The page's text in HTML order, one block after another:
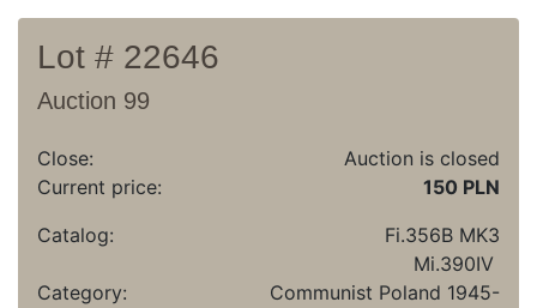
Lot # 22646
Auction 99
Close:
Auction is closed
Current price:
150 PLN
Catalog:
Fi.356B MK3
Mi.390IV
Category:
Communist Poland 1945-